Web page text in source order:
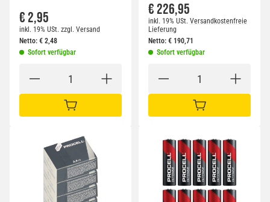
€ 2,95
inkl. 19% USt. zzgl. Versand
Netto: € 2,48
Sofort verfügbar
IN DEN WARENKORB
€ 226,95
inkl. 19% USt. Versandkostenfreie
Lieferung
Netto: € 190,71
Sofort verfügbar
IN DEN WARENKORB